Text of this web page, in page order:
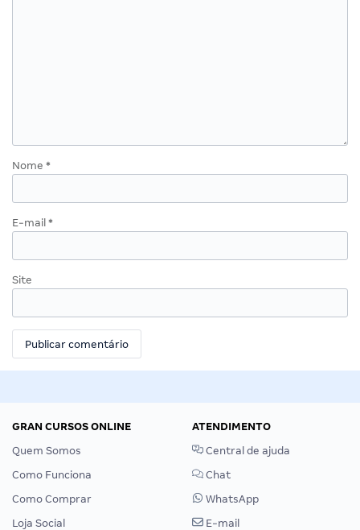
Nome *
E-mail *
Site
GRAN CURSOS ONLINE
Quem Somos
Como Funciona
Como Comprar
Loja Social
ATENDIMENTO
Central de ajuda
Chat
WhatsApp
E-mail